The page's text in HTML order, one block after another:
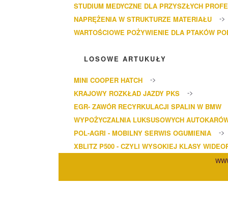
STUDIUM MEDYCZNE DLA PRZYSZŁYCH
NAPRĘŻENIA W STRUKTURZE MATERIAŁU
WARTOŚCIOWE POŻYWIENIE DLA PTAKÓW
LOSOWE ARTUKUŁY
MINI COOPER HATCH
KRAJOWY ROZKŁAD JAZDY PKS
EGR- ZAWÓR RECYRKULACJI SPALIN W BMW
WYPOŻYCZALNIA LUKSUSOWYCH
POL-AGRI - MOBILNY SERWIS OGUMIENIA
XBLITZ P500 - CZYLI WYSOKIEJ KLASY